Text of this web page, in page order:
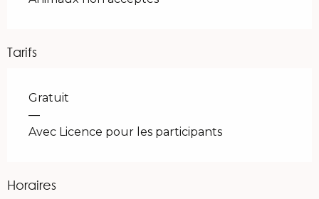
Tarifs
Gratuit
—
Avec Licence pour les participants
Horaires